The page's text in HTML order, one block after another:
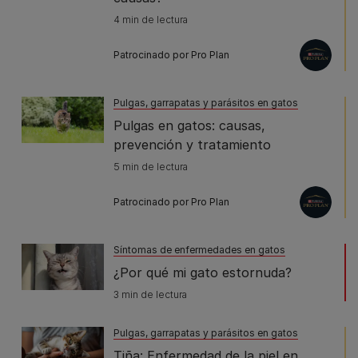
4 min de lectura
Patrocinado por Pro Plan
Pulgas, garrapatas y parásitos en gatos
Pulgas en gatos: causas,
prevención y tratamiento
5 min de lectura
Patrocinado por Pro Plan
Síntomas de enfermedades en gatos
¿Por qué mi gato estornuda?
3 min de lectura
Pulgas, garrapatas y parásitos en gatos